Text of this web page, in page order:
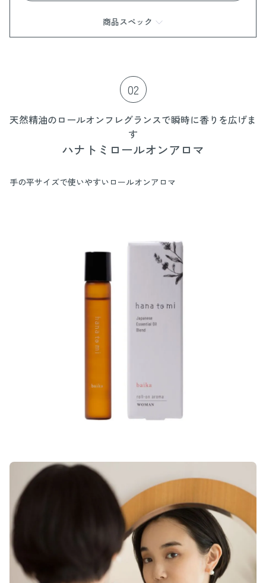
商品スペック
サイズ(約)：Φ46×200mm
品質保持／使用目安：未開封：製造後36ヶ月（3年）
原産国：日本（MADE IN JAPAN）
材質
リードスティック：ポリエステル
02
天然精油のロールオンフレグランスで瞬時に香りを広げま
す
ハナトミロールオンアロマ
手の平サイズで使いやすいロールオンアロマ